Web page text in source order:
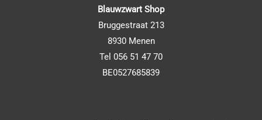
Blauwzwart Shop
Bruggestraat 213
8930 Menen
Tel 056 51 47 70
BE0527685839